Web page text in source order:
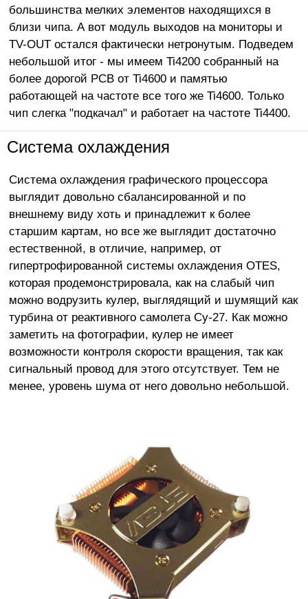
большинства мелких элементов находящихся в
близи чипа. А вот модуль выходов на мониторы и
TV-OUT остался фактически нетронутым. Подведем
небольшой итог - мы имеем Ti4200 собранный на
более дорогой PCB от Ti4600 и памятью
работающей на частоте все того же Ti4600. Только
чип слегка "подкачал" и работает на частоте Ti4400.
Система охлаждения
Система охлаждения графического процессора
выглядит довольно сбалансированной и по
внешнему виду хоть и принадлежит к более
старшим картам, но все же выглядит достаточно
естественной, в отличие, например, от
гипертрофированной системы охлаждения OTES,
которая продемонстрировала, как на слабый чип
можно водрузить кулер, выглядящий и шумящий как
турбина от реактивного самолета Су-27. Как можно
заметить на фотографии, кулер не имеет
возможности контроля скорости вращения, так как
сигнальный провод для этого отсутствует. Тем не
менее, уровень шума от него довольно небольшой.